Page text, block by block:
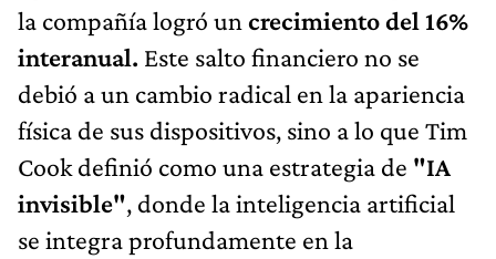
la compañía logró un crecimiento del 16%
interanual. Este salto financiero no se
debió a un cambio radical en la apariencia
física de sus dispositivos, sino a lo que Tim
Cook definió como una estrategia de "IA
invisible", donde la inteligencia artificial
se integra profundamente en la